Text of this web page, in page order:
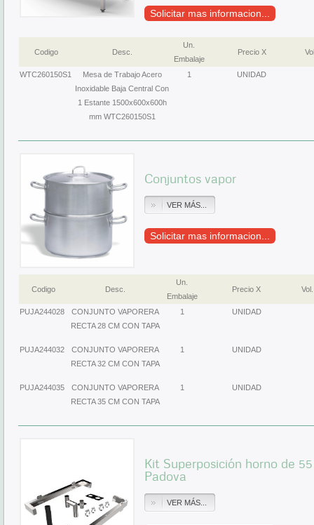
Solicitar mas informacion...
Codigo Desc.
Un.
Embalaje
Precio X
WTC260150S1
Mesa de Trabajo Acero
Inoxidable Baja Central Con
1 Estante 1500x600x600h
mm WTC260150S1
1 UNIDAD
Conjuntos vapor
VER MÁS...
Solicitar mas informacion...
Codigo Desc.
Un.
Embalaje
Precio X Vol.
PUJA244028
CONJUNTO VAPORERA
RECTA 28 CM CON TAPA
1 UNIDAD
PUJA244032
CONJUNTO VAPORERA
RECTA 32 CM CON TAPA
1 UNIDAD
PUJA244035
CONJUNTO VAPORERA
RECTA 35 CM CON TAPA
1 UNIDAD
Kit Superposición horno de
Padova
VER MÁS...